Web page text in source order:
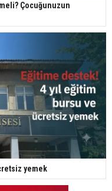
Çocuğunuzun
yemek